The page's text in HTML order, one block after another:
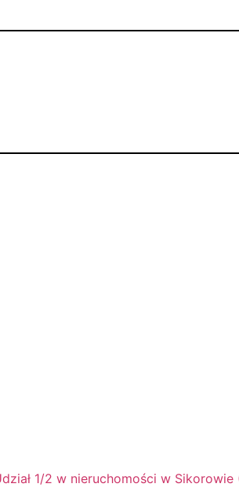
1/2 w nieruchomości w